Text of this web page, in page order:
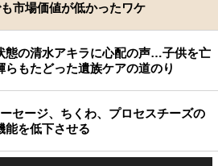
市場価値が低かったワケ
態の清水アキラに心配の声…子供を亡
らもたどった遺族ケアの道のり
セージ、ちくわ、プロセスチーズの
能を低下させる